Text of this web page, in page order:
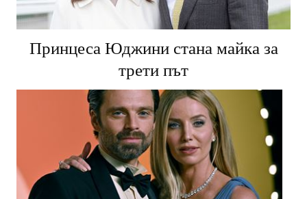
Принцеса Юджини стана майка за
трети път